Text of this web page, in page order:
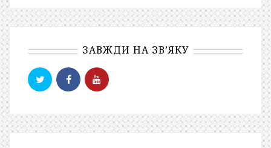
ЗАВЖДИ НА ЗВ’ЯКУ
Please fill all widget settings!